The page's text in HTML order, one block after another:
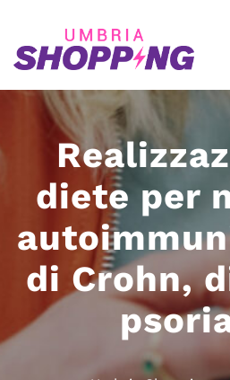
diete per
di Crohn,